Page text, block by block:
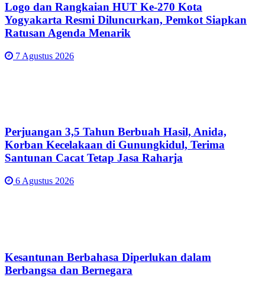
Logo dan Rangkaian HUT Ke-270 Kota
Yogyakarta Resmi Diluncurkan, Pemkot Siapkan
Ratusan Agenda Menarik
7 Agustus 2026
Perjuangan 3,5 Tahun Berbuah Hasil, Anida,
Korban Kecelakaan di Gunungkidul, Terima
Santunan Cacat Tetap Jasa Raharja
6 Agustus 2026
Kesantunan Berbahasa Diperlukan dalam
Berbangsa dan Bernegara